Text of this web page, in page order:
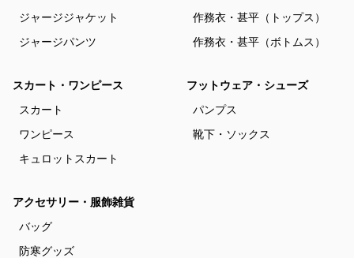
ジャージジャケット
ジャージパンツ
作務衣・甚平（トップス）
作務衣・甚平（ボトムス）
スカート・ワンピース
スカート
ワンピース
キュロットスカート
フットウェア・シューズ
パンプス
靴下・ソックス
アクセサリー・服飾雑貨
バッグ
防寒グッズ